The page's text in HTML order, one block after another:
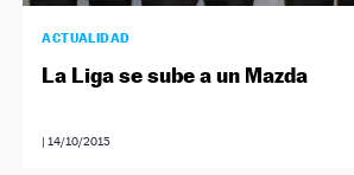
ACTUALIDAD
La Liga se sube a un Mazda
| 14/10/2015